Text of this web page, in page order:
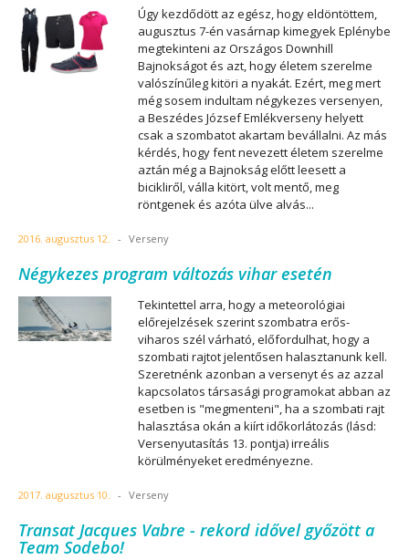
Úgy kezdődött az egész, hogy eldöntöttem,
augusztus 7-én vasárnap kimegyek Eplénybe
megtekinteni az Országos Downhill
Bajnokságot és azt, hogy életem szerelme
valószínűleg kitöri a nyakát. Ezért, meg mert
még sosem indultam négykezes versenyen,
a Beszédes József Emlékverseny helyett
csak a szombatot akartam bevállalni. Az más
kérdés, hogy fent nevezett életem szerelme
aztán még a Bajnokság előtt leesett a
bicikliről, válla kitört, volt mentő, meg
röntgenek és azóta ülve alvás...
2016. augusztus 12. - Verseny
Négykezes program változás vihar esetén
Tekintettel arra, hogy a meteorológiai
előrejelzések szerint szombatra erős-
viharos szél várható, előfordulhat, hogy a
szombati rajtot jelentősen halasztanunk kell.
Szeretnénk azonban a versenyt és az azzal
kapcsolatos társasági programokat abban az
esetben is "megmenteni", ha a szombati rajt
halasztása okán a kiírt időkorlátozás (lásd:
Versenyutasítás 13. pontja) irreális
körülményeket eredményezne.
2017. augusztus 10. - Verseny
Transat Jacques Vabre - rekord idővel győzött a
Team Sodebo!